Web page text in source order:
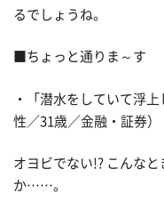
るでしょうね。
■ちょっと通りま～す
・「潜水をしていて浮
性／31歳／金融・証券）
オヨビでない!? こんな
か……。